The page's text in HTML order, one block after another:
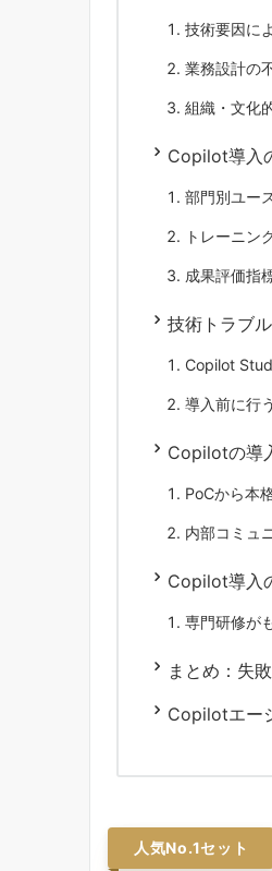
技術要因に
業務設計の
組織・文化
Copilot導入
部門別ユー
トレーニン
成果評価指
技術トラブ
Copilot
導入前に行
Copilotの導
PoCから本
内部コミュ
Copilot導入
専門研修が
まとめ：失
Copilotエー
人気No.1セット